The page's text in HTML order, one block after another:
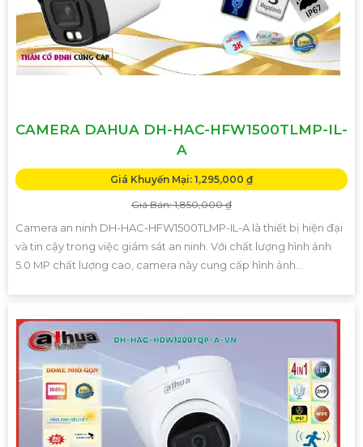
CAMERA DAHUA DH-HAC-HFW1500TLMP-IL-
A
Giá Khuyến Mại: 1,295,000 ₫
Giá Bán: 1,850,000 ₫
Camera an ninh DH-HAC-HFW1500TLMP-IL-A là thiết bị hiện đại
và tin cậy trong việc giám sát an ninh. Với chất lượng hình ảnh
5.0 MP chất lượng cao, camera này cung cấp hình ảnh...